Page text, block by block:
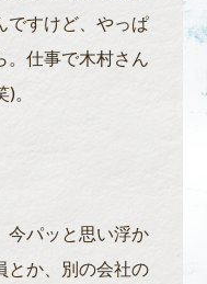
ですけど、やっぱ
。仕事で木村さん
。
今パッと思い浮か
とか、別の会社の